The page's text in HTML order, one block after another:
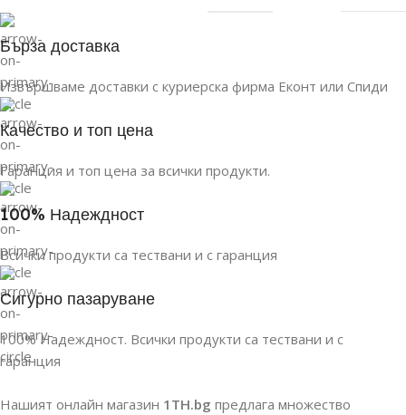
Бърза доставка
Извършваме доставки с куриерска фирма Еконт или Спиди
Качество и топ цена
Гаранция и топ цена за всички продукти.
100% Надеждност
Всички продукти са тествани и с гаранция
Сигурно пазаруване
100% Надеждност. Всички продукти са тествани и с
гаранция
Нашият онлайн магазин 1TH.bg предлага множество